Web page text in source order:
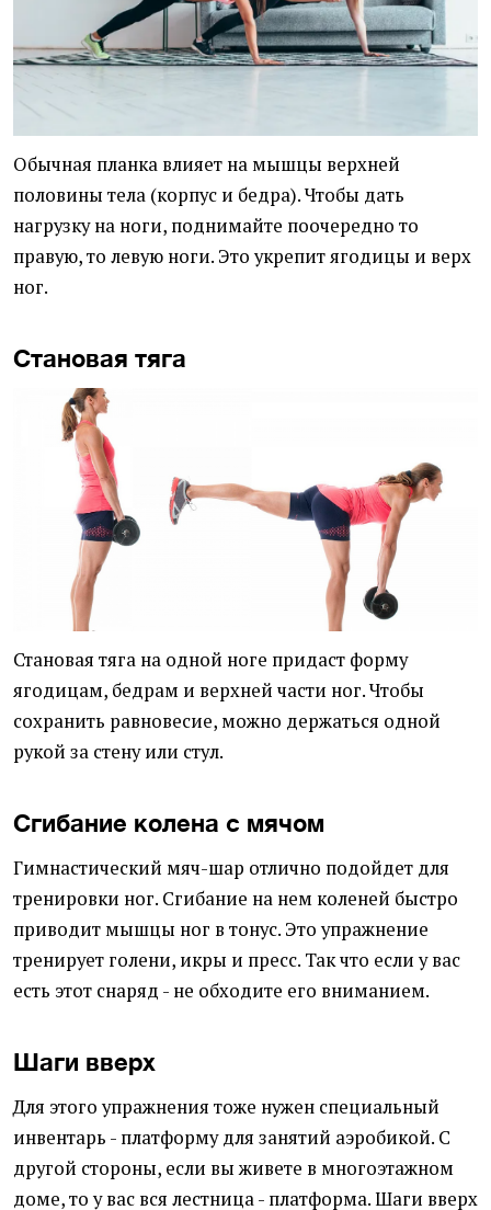
Обычная планка влияет на мышцы верхней
половины тела (корпус и бедра). Чтобы дать
нагрузку на ноги, поднимайте поочередно то
правую, то левую ноги. Это укрепит ягодицы и верх
ног.
Становая тяга
Становая тяга на одной ноге придаст форму
ягодицам, бедрам и верхней части ног. Чтобы
сохранить равновесие, можно держаться одной
рукой за стену или стул.
Сгибание колена с мячом
Гимнастический мяч-шар отлично подойдет для
тренировки ног. Сгибание на нем коленей быстро
приводит мышцы ног в тонус. Это упражнение
тренирует голени, икры и пресс. Так что если у вас
есть этот снаряд - не обходите его вниманием.
Шаги вверх
Для этого упражнения тоже нужен специальный
инвентарь - платформу для занятий аэробикой. С
другой стороны, если вы живете в многоэтажном
доме, то у вас вся лестница - платформа. Шаги вверх